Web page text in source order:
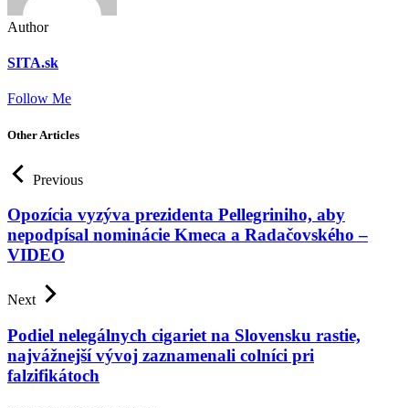
Author
SITA.sk
Follow Me
Other Articles
Previous
Opozícia vyzýva prezidenta Pellegriniho, aby
nepodpísal nominácie Kmeca a Radačovského –
VIDEO
Next
Podiel nelegálnych cigariet na Slovensku rastie,
najvážnejší vývoj zaznamenali colníci pri
falzifikátoch